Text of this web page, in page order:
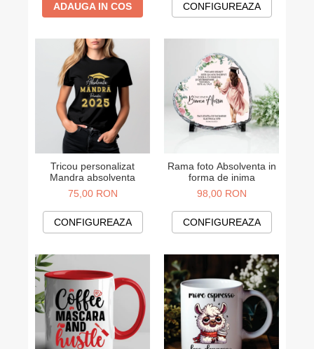
ADAUGA IN COS CONFIGUREAZA
Tricou personalizat
Mandra absolventa
75,00 RON
CONFIGUREAZA
Rama foto Absolventa in
forma de inima
98,00 RON
CONFIGUREAZA